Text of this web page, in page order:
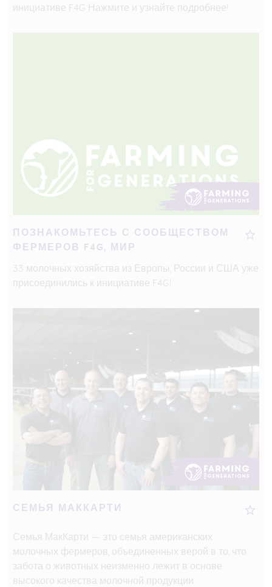
инициативе F4G Нажмите и узнайте подробнее!
ПОЗНАКОМЬТЕСЬ С СООБЩЕСТВОМ
ФЕРМЕРОВ F4G, МИР
33 молочных хозяйства из Европы, России и США уже
присоединились к инициативе F4G!
СЕМЬЯ МАККАРТИ
Семья МакКарти — это семья американских
молочных фермеров, объединенных верой в то, что
забота о животных неизменно лежит в основе
высокого качества молочной продукции.